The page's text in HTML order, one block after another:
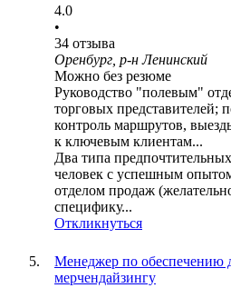
4.0
•
34 отзыва
Оренбург, р-н Ленинский
Можно без резюме
Руководство "полевым"
торговых представителей;
контроль маршрутов,
к ключевым клиентам...
Два типа
человек с успешным
отделом продаж
специфику...
Откликнуться
Менеджер по обеспечению
мерчендайзингу